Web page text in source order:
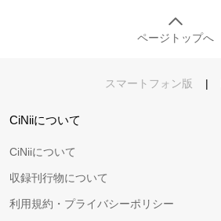
ページトップへ
スマートフォン版 |
CiNiiについて
CiNiiについて
収録刊行物について
利用規約・プライバシーポリシー